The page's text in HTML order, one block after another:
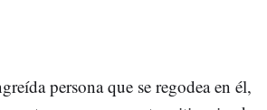
persona que se regodea en él,